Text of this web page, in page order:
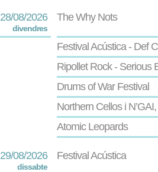
28/08/2026
divendres
The Why Nots
Festival Acústica - Def
Ripollet Rock - Serious
Drums of War Festival
Northern Cellos i
Atomic Leopards
29/08/2026
dissabte
Festival Acústica